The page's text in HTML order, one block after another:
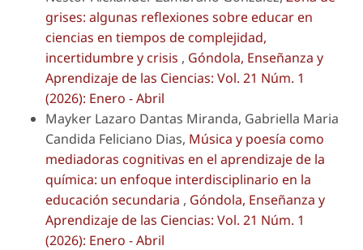
grises: algunas reflexiones sobre educar en
ciencias en tiempos de complejidad,
incertidumbre y crisis , Góndola, Enseñanza y
Aprendizaje de las Ciencias: Vol. 21 Núm. 1
(2026): Enero - Abril
Mayker Lazaro Dantas Miranda, Gabriella Maria
Candida Feliciano Dias, Música y poesía como
mediadoras cognitivas en el aprendizaje de la
química: un enfoque interdisciplinario en la
educación secundaria , Góndola, Enseñanza y
Aprendizaje de las Ciencias: Vol. 21 Núm. 1
(2026): Enero - Abril